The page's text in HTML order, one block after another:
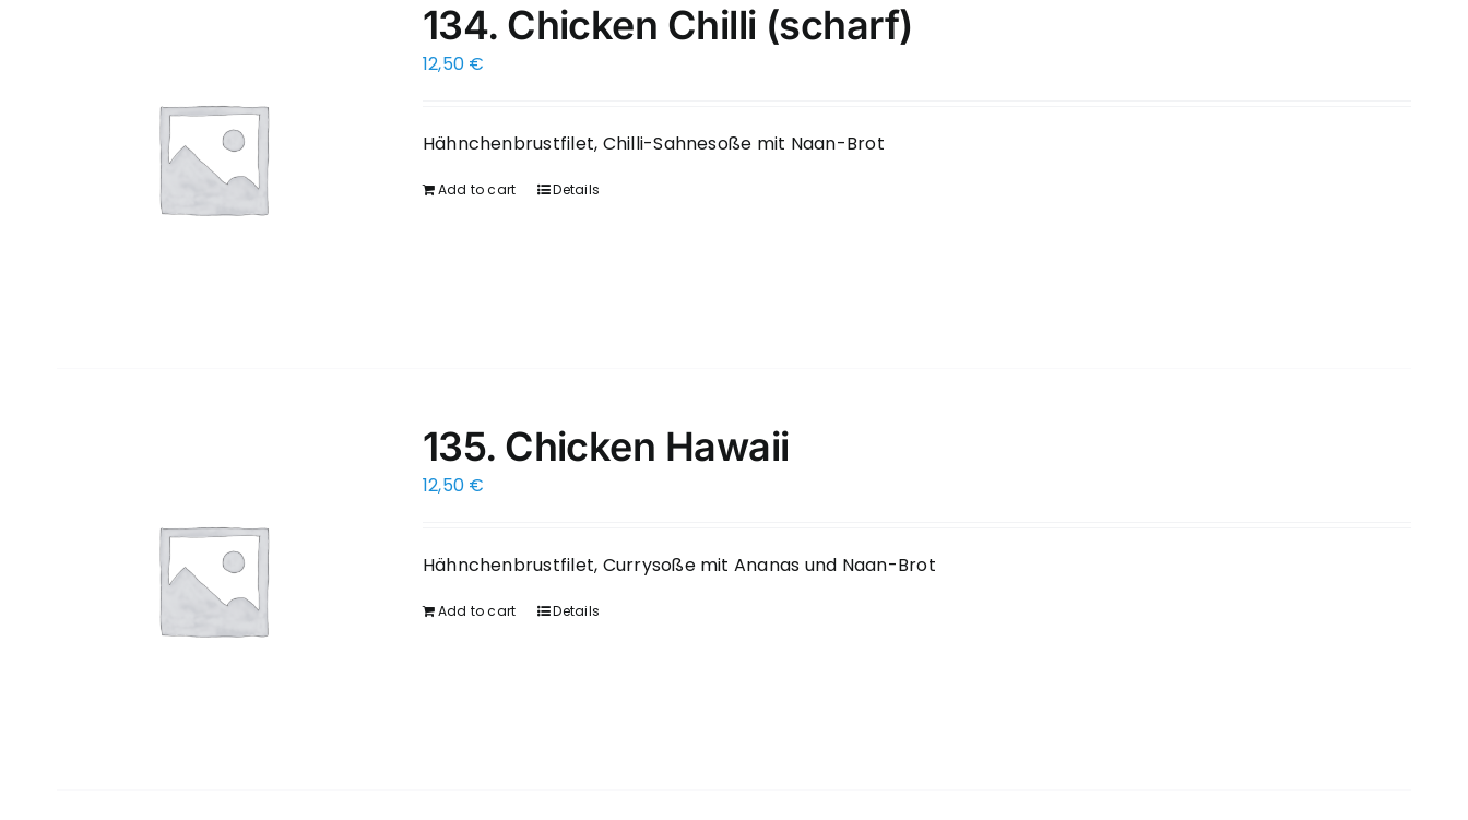
134. Chicken Chilli (scharf)
12,50 €
Hähnchenbrustfilet, Chilli-Sahnesoße mit Naan-Brot
Add to cart Details
135. Chicken Hawaii
12,50 €
Hähnchenbrustfilet, Currysoße mit Ananas und Naan-Brot
Add to cart Details